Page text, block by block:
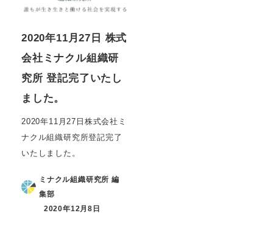
2020年11月27日 株式
会社ミナクル組織研
究所 登記完了いたし
ました。
2020年11月27日株式会社ミ
ナクル組織研究所登記完了
いたしました。
ミナクル組織研究所 編
集部
2020年12月8日